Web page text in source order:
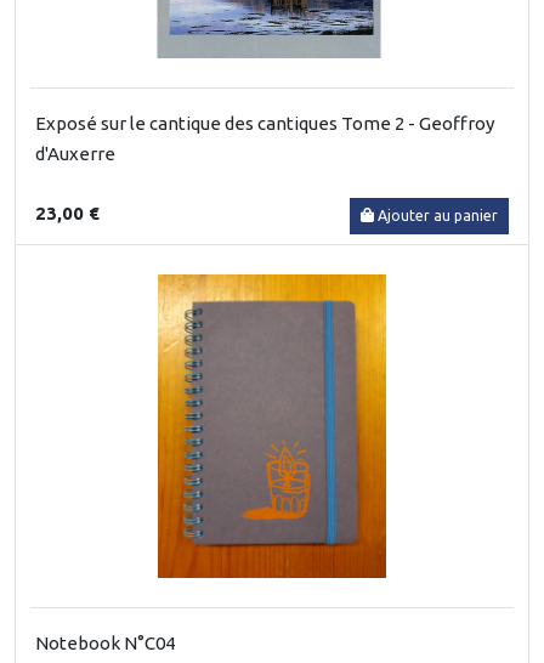
Exposé sur le cantique des cantiques Tome 2 - Geoffroy
d'Auxerre
23,00 € Ajouter au panier
Notebook N°C04